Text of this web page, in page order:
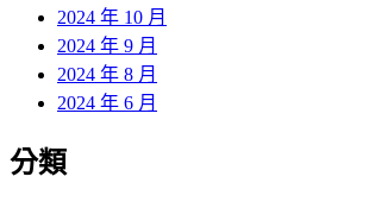
2024 年 10 月
2024 年 9 月
2024 年 8 月
2024 年 6 月
分類